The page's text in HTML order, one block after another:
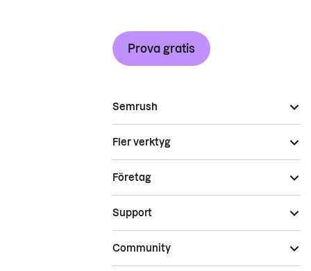
Prova gratis
Semrush
Fler verktyg
Företag
Support
Community